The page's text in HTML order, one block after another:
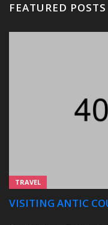
FEATURED POSTS
TRAVEL
VISITING ANTIC